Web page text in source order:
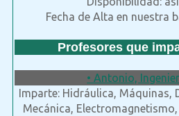
Fecha de Alta en nuestra
Profesores que
• Antonio,
Imparte: Hidráulica, Máquinas,
Mecánica,